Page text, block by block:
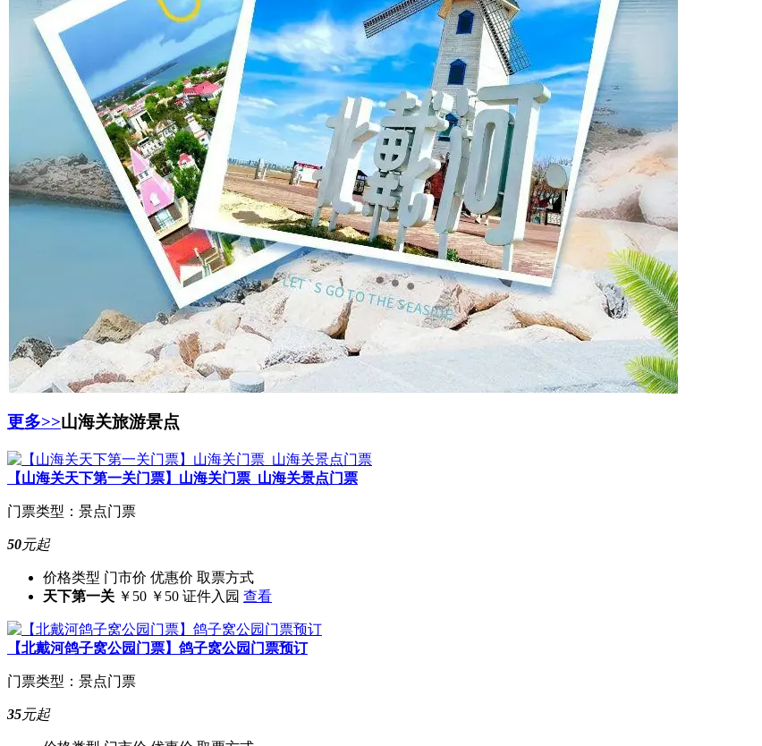
更多>>山海关旅游景点
【山海关天下第一关门票】 山海关门票_山海关景点门票
门票类型：景点门票
50元起
价格类型 门市价 优惠价 取票方式
天下第一关 ￥50 ￥50 证件入园 查看
【北戴河鸽子窝公园门票】 鸽子窝公园门票预订
门票类型：景点门票
35元起